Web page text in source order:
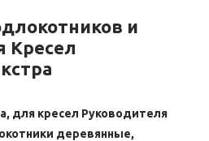
и
Кресел
для кресел Руководителя
деревянные,